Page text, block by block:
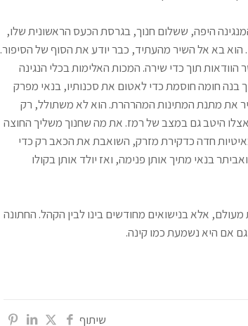
היפה, ששלום חנוך, בגרסת הכעס הראשונית שלו,
הוא בא אל השיר מהעתיד, כבר יודע את הסוף של הסיפור.
תוך כדי שירה. המכות האלימות בכלי הנגינה
בנה חומה חוסמת כדי לאטום את סכנותיו, בנאי מפרק
את מתנת המתינות המהרהרת. הוא לא משתולל, רק
היטב גם במצב של רמז. את מה שחנוך משליך החוצה
חדה כדקירת מזרק, השואבת את הכאב רק כדי
בנאי מתיך אותן פנימה, ואז יולד אותן בקולו
אלא בנישואים מחודשים בינו לבין הקהל. החתונה
אם היא נשמעת כמו קינה.
שיתוף